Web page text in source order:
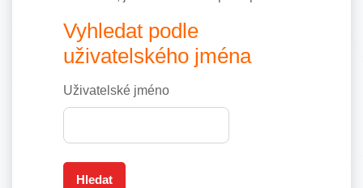
Vyhledat podle uživatelského jména
Vyhledat podle
uživatelského jména
Uživatelské jméno